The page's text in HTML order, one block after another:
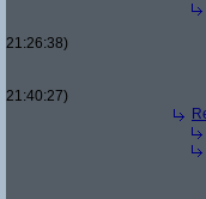
21:26:38)
21:40:27)